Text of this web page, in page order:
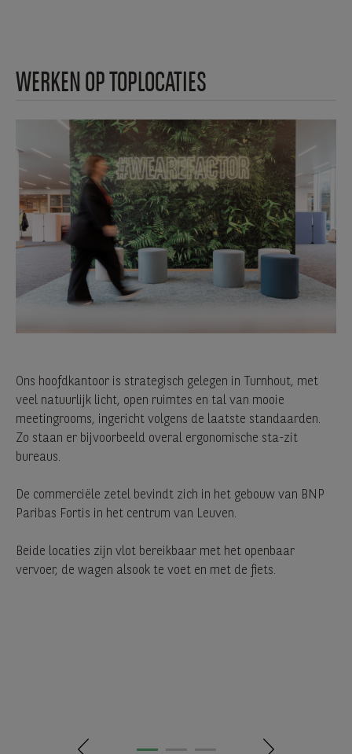
WERKEN OP TOPLOCATIES
Ons hoofdkantoor is strategisch gelegen in Turnhout, met
veel natuurlijk licht, open ruimtes en tal van mooie
meetingrooms, ingericht volgens de laatste standaarden.
Zo staan er bijvoorbeeld overal ergonomische sta-zit
bureaus.
De commerciële zetel bevindt zich in het gebouw van BNP
Paribas Fortis in het centrum van Leuven.
Beide locaties zijn vlot bereikbaar met het openbaar
vervoer, de wagen alsook te voet en met de fiets.